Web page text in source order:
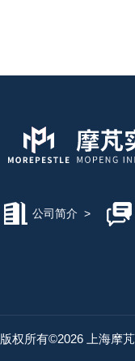
公司简介 >
版权所有©2026 上海摩